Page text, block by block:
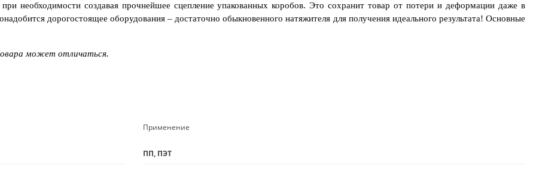
при необходимости создавая прочнейшее сцепление упакованных коробов. Это сохранит товар от потери и деформации даже в
дорогостоящее оборудования – достаточно обыкновенного натяжителя для получения идеального результата! Основные
может отличаться.
Применение
ПП, ПЭТ